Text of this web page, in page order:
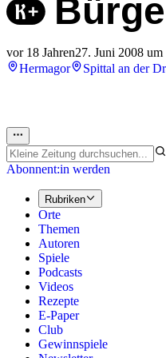
vor 18 Jahren27. Juni 2008 um
Hermagor
Spittal an der
Abonnent:in werden
Rubriken
Orte
Themen
Autoren
Spiele
Podcasts
Videos
Rezepte
E-Paper
Club
Gewinnspiele